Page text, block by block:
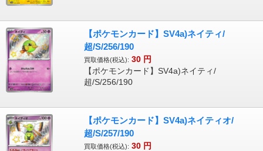
【ポケモンカード】SV4a)ネイティ/
超/S/256/190
買取価格(税込): 30 円
【ポケモンカード】SV4a)ネイティ/
超/S/256/190
【ポケモンカード】SV4a)ネイティオ/
超/S/257/190
買取価格(税込): 30 円